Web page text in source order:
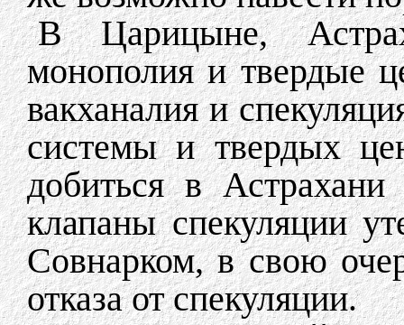
В Царицыне,
монополия и твердые
вакханалия и
системы и твердых
добиться в
клапаны спекуляции
Совнарком, в свою
отказа от спекуляции.